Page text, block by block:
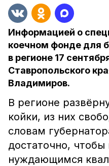
Информацией о
коечном фонде для
в регионе 17
Ставропольского
Владимиров.
В регионе
койки, из них
словам
достаточно,
нуждающимся